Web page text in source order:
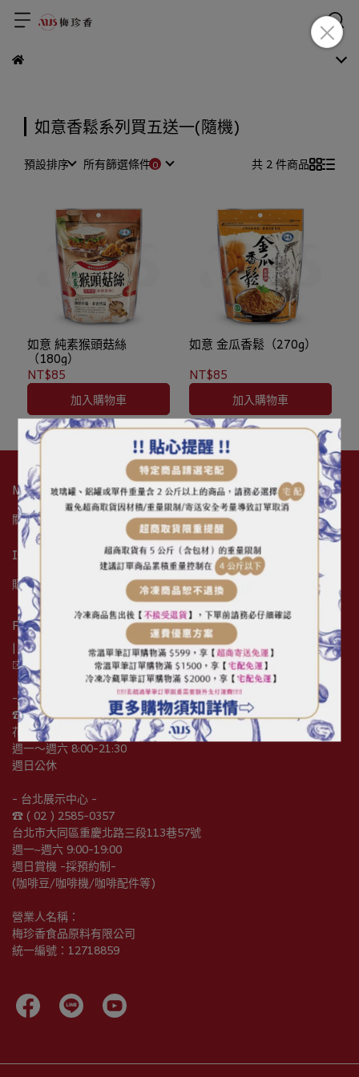
如意香鬆系列買五送一(隨機)
預設排序 所有篩選條件 共 2 件商品
如意 純素猴頭菇絲
（180g）
NT$85
加入購物車
如意 金瓜香鬆（270g）
NT$85
加入購物車
MJS
關於我們 最新消息 創業展店諮詢服務
Info
購物須知 隱私權聲明 常見問題
Find Me.
| 您開店的好朋友 |
✉️ mjseshopping@gmail.com
- 花蓮門市 -
☎︎  ( 03 ) 835-6852
花蓮縣吉安鄉中原路一段128號
週一～週六 8:00-21:30
週日公休
- 台北展示中心 -
☎︎ ( 02 ) 2585-0357
台北市大同區重慶北路三段113巷57號
週一~週六 9:00-19:00
週日賞機 -採預約制-
(咖啡豆/咖啡機/咖啡配件等)
營業人名稱：
梅珍香食品原料有限公司
統一編號：12718859